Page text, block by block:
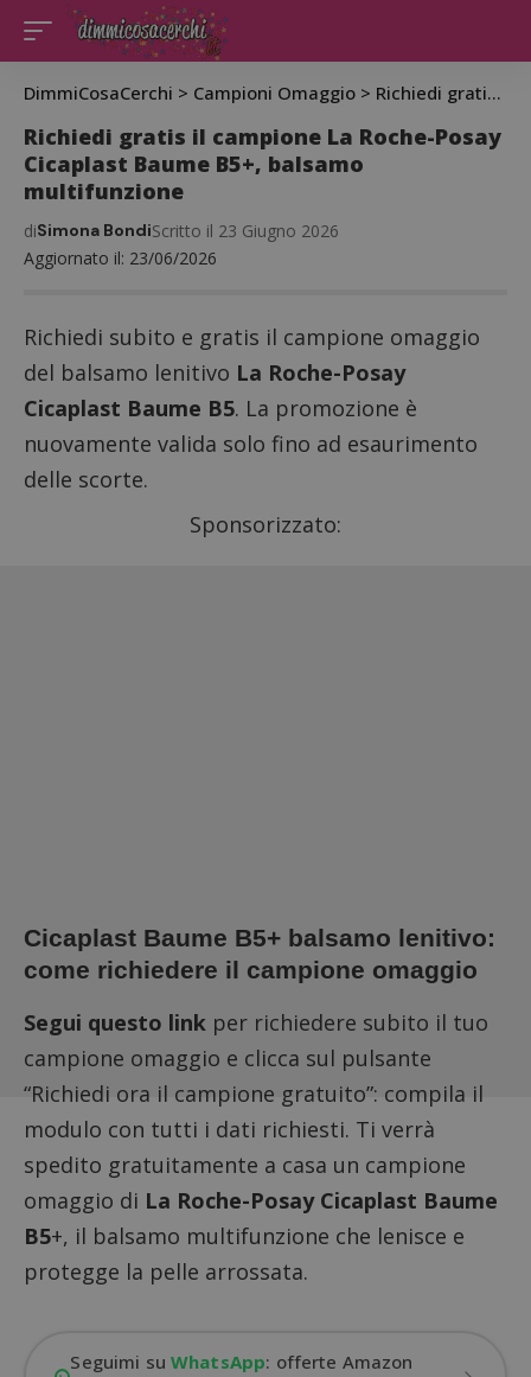
DimmiCosaCerchi > Campioni Omaggio > Richiedi gratis il campione La Roche-Posay Cicaplast Baume B5+, balsamo multifunzione
Richiedi gratis il campione La Roche-Posay
Cicaplast Baume B5+, balsamo
multifunzione
Aggiornato il: 23/06/2026
diSimona BondiScritto il 23 Giugno 2026
Richiedi subito e gratis il campione omaggio
del balsamo lenitivo La Roche-Posay
Cicaplast Baume B5. La promozione è
nuovamente valida solo fino ad esaurimento
delle scorte.
Sponsorizzato:
Cicaplast Baume B5+ balsamo lenitivo:
come richiedere il campione omaggio
Segui questo link per richiedere subito il tuo
campione omaggio e clicca sul pulsante
“Richiedi ora il campione gratuito”: compila il
modulo con tutti i dati richiesti. Ti verrà
spedito gratuitamente a casa un campione
omaggio di La Roche-Posay Cicaplast Baume
B5+, il balsamo multifunzione che lenisce e
protegge la pelle arrossata.
Seguimi suWhatsApp: offerte Amazon